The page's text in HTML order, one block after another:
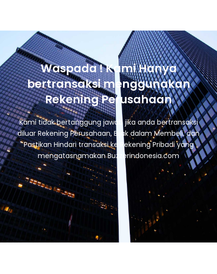
Waspada ! Kami Hanya
bertransaksi menggunakan
Rekening Perusahaan
Kami tidak bertanggung jawab jika anda bertransaksi
diluar Rekening Perusahaan, Bijak dalam Membeli, dan
Pastikan Hindari transaksi ke Rekening Pribadi yang
mengatasnamakan Buzzerindonesia.com